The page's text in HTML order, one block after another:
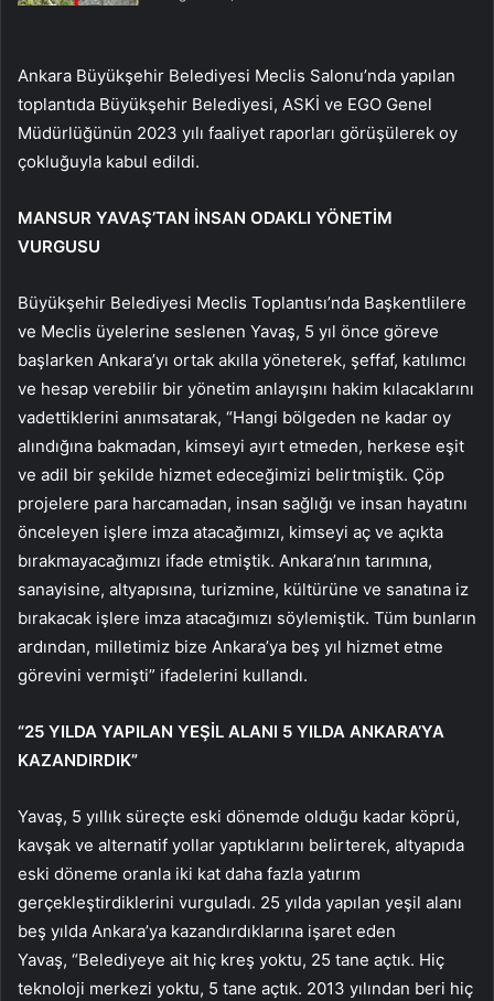
Ankara Büyükşehir Belediyesi Meclis Salonu’nda yapılan
toplantıda Büyükşehir Belediyesi, ASKİ ve EGO Genel
Müdürlüğünün 2023 yılı faaliyet raporları görüşülerek oy
çokluğuyla kabul edildi.
MANSUR YAVAŞ’TAN İNSAN ODAKLI YÖNETİM
VURGUSU
Büyükşehir Belediyesi Meclis Toplantısı’nda Başkentlilere
ve Meclis üyelerine seslenen Yavaş, 5 yıl önce göreve
başlarken Ankara’yı ortak akılla yöneterek, şeffaf, katılımcı
ve hesap verebilir bir yönetim anlayışını hakim kılacaklarını
vadettiklerini anımsatarak, “Hangi bölgeden ne kadar oy
alındığına bakmadan, kimseyi ayırt etmeden, herkese eşit
ve adil bir şekilde hizmet edeceğimizi belirtmiştik. Çöp
projelere para harcamadan, insan sağlığı ve insan hayatını
önceleyen işlere imza atacağımızı, kimseyi aç ve açıkta
bırakmayacağımızı ifade etmiştik. Ankara’nın tarımına,
sanayisine, altyapısına, turizmine, kültürüne ve sanatına iz
bırakacak işlere imza atacağımızı söylemiştik. Tüm bunların
ardından, milletimiz bize Ankara’ya beş yıl hizmet etme
görevini vermişti” ifadelerini kullandı.
“25 YILDA YAPILAN YEŞİL ALANI 5 YILDA ANKARA’YA
KAZANDIRDIK”
Yavaş, 5 yıllık süreçte eski dönemde olduğu kadar köprü,
kavşak ve alternatif yollar yaptıklarını belirterek, altyapıda
eski döneme oranla iki kat daha fazla yatırım
gerçekleştirdiklerini vurguladı. 25 yılda yapılan yeşil alanı
beş yılda Ankara’ya kazandırdıklarına işaret eden
Yavaş, “Belediyeye ait hiç kreş yoktu, 25 tane açtık. Hiç
teknoloji merkezi yoktu, 5 tane açtık. 2013 yılından beri hiç